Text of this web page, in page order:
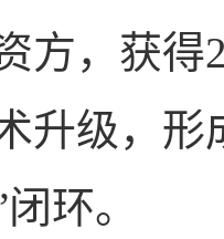
方，获得
升级，
环。